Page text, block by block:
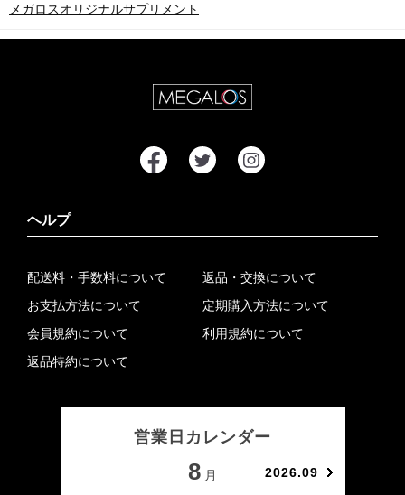
メガロスオリジナルサプリメント
ヘルプ
配送料・手数料について
お支払方法について
会員規約について
返品特約について
返品・交換について
定期購入方法について
利用規約について
営業日カレンダー
8 月 2026.09